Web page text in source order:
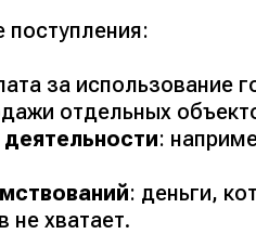
поступления:
за использование
отдельных
:
: деньги,
не хватает.